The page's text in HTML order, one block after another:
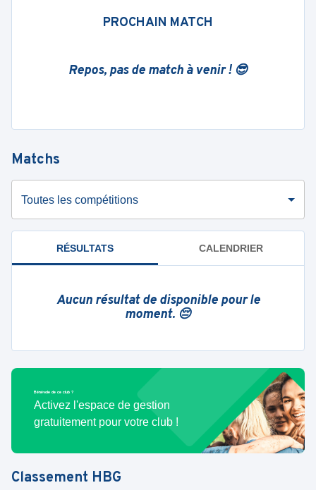
PROCHAIN MATCH
Repos, pas de match à venir ! 😎
Matchs
Toutes les compétitions
RÉSULTATS CALENDRIER
Aucun résultat de disponible pour le
moment. 😔
Bénévole de ce club ?
Activez l'espace de gestion
gratuitement pour votre club !
Classement HBG